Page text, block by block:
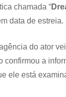
chamada “
data de estreia.
do ator
confirmou a
ele está